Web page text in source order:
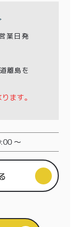
業日発
離島を
ます。
〜